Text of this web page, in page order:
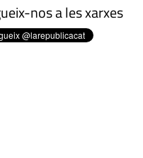
nos a les xarxes